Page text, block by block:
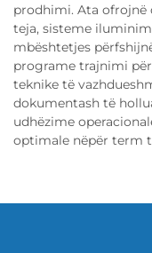
prodhimi. Ata ofrojnë
teja, sisteme
mbështetjes
programe trajnimi
teknike të
dokumentash të
udhëzime
optimale nëpër term